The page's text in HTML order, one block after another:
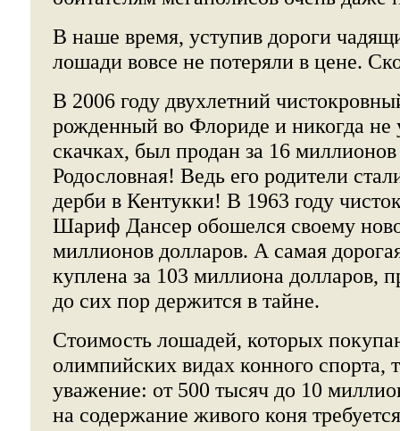
В наше время, уступив дороги
лошади вовсе не потеряли в цене.
В 2006 году двухлетний
рожденный во Флориде и никогда не
скачках, был продан за 16
Родословная! Ведь его родители
дерби в Кентукки! В 1963 году
Шариф Дансер обошелся своему
миллионов долларов. А самая
куплена за 103 миллиона долларов,
до сих пор держится в тайне.
Стоимость лошадей, которых
олимпийских видах конного спорта,
уважение: от 500 тысяч до 10
на содержание живого коня